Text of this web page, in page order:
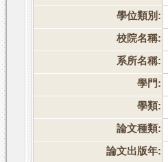
學位類別:
校院名稱:
系所名稱:
學門:
學類:
論文種類:
論文出版年: